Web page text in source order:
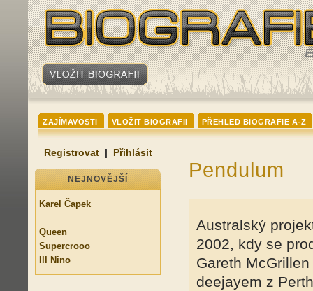
ZAJÍMAVOSTI VLOŽIT BIOGRAFII PŘEHLED BIOGRAFIE A-Z
Registrovat| Přihlásit
NEJNOVĚJŠÍ
Karel Čapek
Queen
Supercrooo
Ill Nino
Pendulum
Australský
2002, kdy se
Gareth
deejayem z